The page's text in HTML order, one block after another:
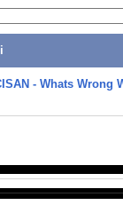
- Whats Wrong